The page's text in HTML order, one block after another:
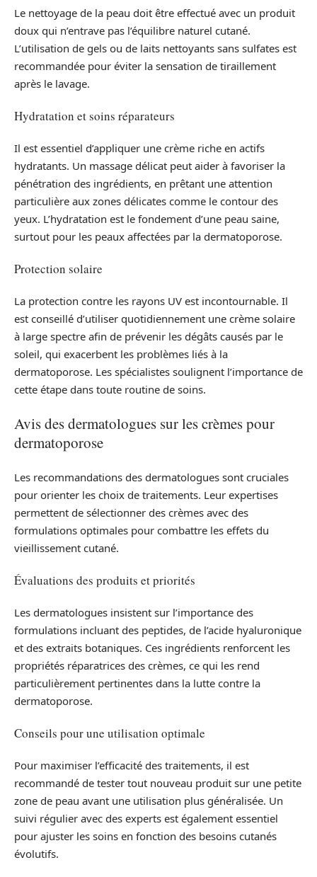
Le nettoyage de la peau doit être effectué avec un produit
doux qui n’entrave pas l’équilibre naturel cutané.
L’utilisation de gels ou de laits nettoyants sans sulfates est
recommandée pour éviter la sensation de tiraillement
après le lavage.
Hydratation et soins réparateurs
Il est essentiel d’appliquer une crème riche en actifs
hydratants. Un massage délicat peut aider à favoriser la
pénétration des ingrédients, en prêtant une attention
particulière aux zones délicates comme le contour des
yeux. L’hydratation est le fondement d’une peau saine,
surtout pour les peaux affectées par la dermatoporose.
Protection solaire
La protection contre les rayons UV est incontournable. Il
est conseillé d’utiliser quotidiennement une crème solaire
à large spectre afin de prévenir les dégâts causés par le
soleil, qui exacerbent les problèmes liés à la
dermatoporose. Les spécialistes soulignent l’importance de
cette étape dans toute routine de soins.
Avis des dermatologues sur les crèmes pour
dermatoporose
Les recommandations des dermatologues sont cruciales
pour orienter les choix de traitements. Leur expertises
permettent de sélectionner des crèmes avec des
formulations optimales pour combattre les effets du
vieillissement cutané.
Évaluations des produits et priorités
Les dermatologues insistent sur l’importance des
formulations incluant des peptides, de l’acide hyaluronique
et des extraits botaniques. Ces ingrédients renforcent les
propriétés réparatrices des crèmes, ce qui les rend
particulièrement pertinentes dans la lutte contre la
dermatoporose.
Conseils pour une utilisation optimale
Pour maximiser l’efficacité des traitements, il est
recommandé de tester tout nouveau produit sur une petite
zone de peau avant une utilisation plus généralisée. Un
suivi régulier avec des experts est également essentiel
pour ajuster les soins en fonction des besoins cutanés
évolutifs.